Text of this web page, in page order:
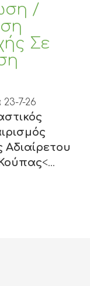
/
Σε
7-26
Αδιαίρετου
<...